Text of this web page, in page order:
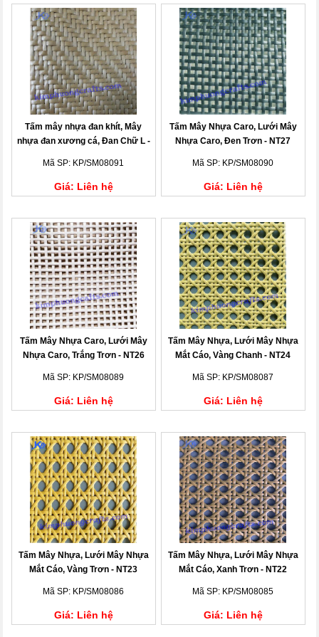
Tấm mây nhựa đan khít, Mây
nhựa đan xương cá, Đan Chữ L -
Mã SP: KP/SM08091
Giá: Liên hệ
Tấm Mây Nhựa Caro, Lưới Mây
Nhựa Caro, Đen Trơn - NT27
Mã SP: KP/SM08090
Giá: Liên hệ
Tấm Mây Nhựa Caro, Lưới Mây
Nhựa Caro, Trắng Trơn - NT26
Mã SP: KP/SM08089
Giá: Liên hệ
Tấm Mây Nhựa, Lưới Mây Nhựa
Mắt Cáo, Vàng Chanh - NT24
Mã SP: KP/SM08087
Giá: Liên hệ
Tấm Mây Nhựa, Lưới Mây Nhựa
Mắt Cáo, Vàng Trơn - NT23
Mã SP: KP/SM08086
Giá: Liên hệ
Tấm Mây Nhựa, Lưới Mây Nhựa
Mắt Cáo, Xanh Trơn - NT22
Mã SP: KP/SM08085
Giá: Liên hệ